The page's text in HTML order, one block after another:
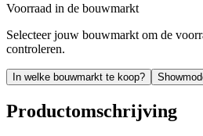
Voorraad in de bouwmarkt
Selecteer jouw bouwmarkt om de
controleren.
In welke bouwmarkt te koop?
Productomschrijving